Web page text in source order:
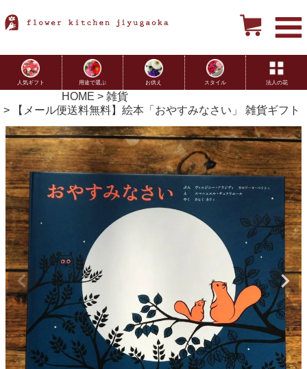
人気ギフト 用途で選ぶ お供え スタイル 法人の花
HOME
雑貨
【メール便送料無料】絵本「おやすみなさい」 雑貨ギフト